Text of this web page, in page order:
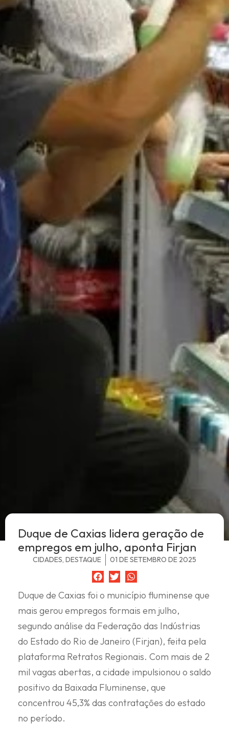
Duque de Caxias lidera geração de
empregos em julho, aponta Firjan
CIDADES, DESTAQUE 01 DE SETEMBRO DE 2025
Duque de Caxias foi o município fluminense que
mais gerou empregos formais em julho,
segundo análise da Federação das Indústrias
do Estado do Rio de Janeiro (Firjan), feita pela
plataforma Retratos Regionais. Com mais de 2
mil vagas abertas, a cidade impulsionou o saldo
positivo da Baixada Fluminense, que
concentrou 45,3% das contratações do estado
no período.